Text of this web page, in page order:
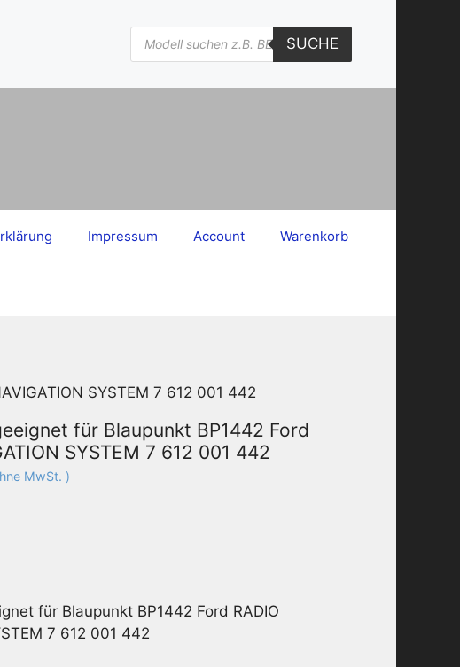
Products
search
SUCHE
Impressum Account Warenkorb
SYSTEM 7 612 001 442
für Blaupunkt BP1442 Ford
SYSTEM 7 612 001 442
MwSt. )
für Blaupunkt BP1442 Ford RADIO
7 612 001 442